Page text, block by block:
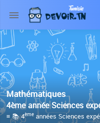
Mathématiques
4ème année Sciences
≡ 📚 4ème années Sciences